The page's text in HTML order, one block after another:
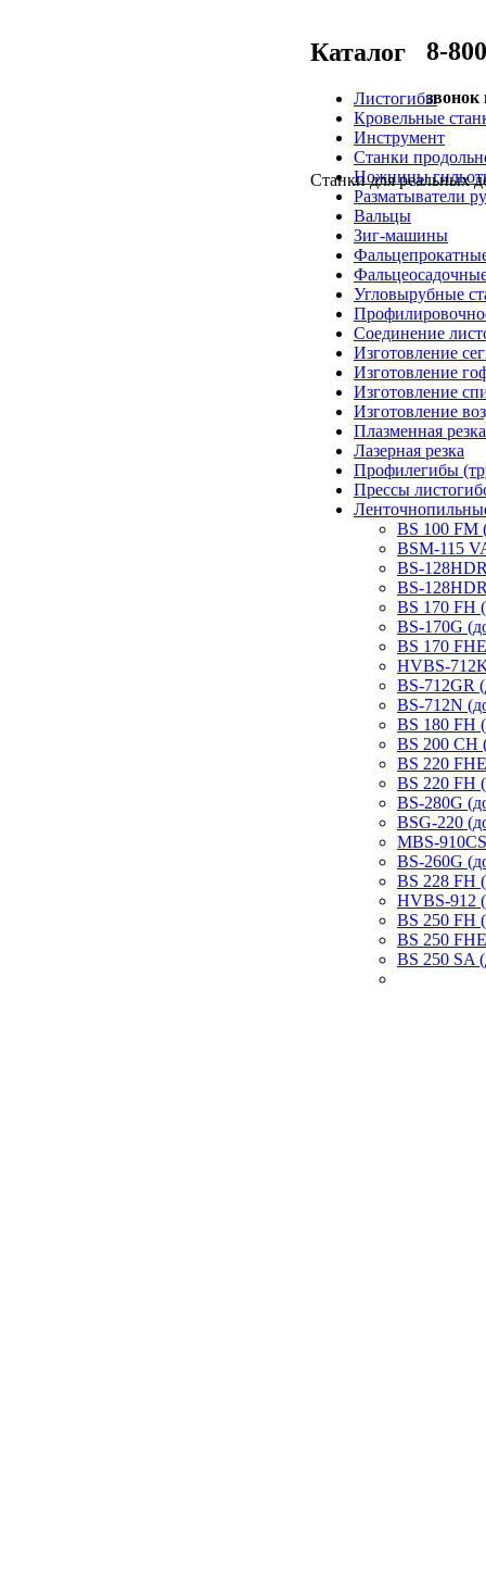
8-
звонок
Станки для реальных
Каталог
Листогибы
Кровельные
Инструмент
Станки
Ножницы
Разматыватели
Вальцы
Зиг-машины
Угловырубные
Соединение
Изготовление
Изготовление
Изготовление
Изготовление
Плазменная резка
Лазерная резка
Профилегибы
Прессы
BS 100 FM
BSM-115
BS-
BS-
BS 170 FH
BS-170G
BS 170
HVBS-
BS-712GR
BS-712N
BS 180 FH
BS 200 CH
BS 220
BS 220 FH
BS-280G
BSG-220
MBS-
BS-260G
BS 228 FH
HVBS-912
BS 250 FH
BS 250
BS 250 SA